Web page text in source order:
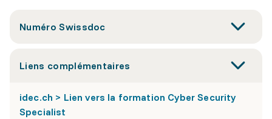
Numéro Swissdoc
Liens complémentaires
idec.ch > Lien vers la formation Cyber Security
Specialist